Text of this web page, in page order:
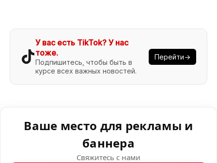
У вас есть TikTok? У нас
тоже.
Подпишитесь, чтобы быть в
курсе всех важных новостей.
Перейти→
Ваше место для рекламы и
баннера
Свяжитесь с нами